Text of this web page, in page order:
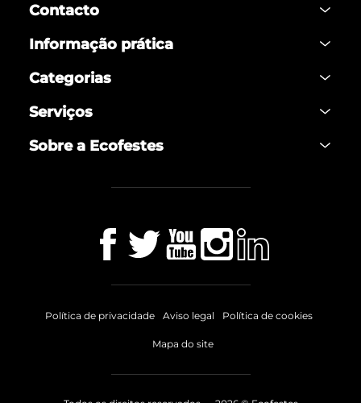
Contacto
Informação prática
Categorias
Serviços
Sobre a Ecofestes
Política de privacidade Aviso legal Política de cookies
Mapa do site